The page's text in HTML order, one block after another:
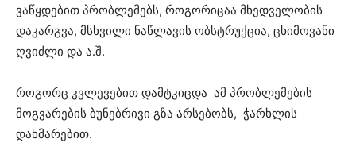
ვაწყდებით პრობლემებს, როგორიცაა მხედველობის
დაკარგვა, მსხვილი ნაწლავის ობსტრუქცია, ცხიმოვანი
ღვიძლი და ა.შ.
როგორც კვლევებით დამტკიცდა ამ პრობლემების
მოგვარების ბუნებრივი გზა არსებობს, ჭარხლის
დახმარებით.